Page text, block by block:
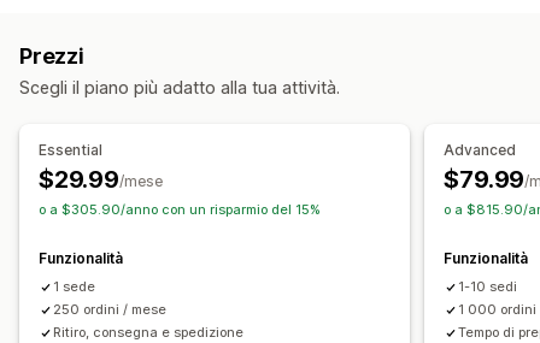
Opzioni di ritiro
Tempi di preparazione
Limiti degli ordini
Monitoraggio in tempo reale
Notifiche via SMS
Monitoraggio degli ordini
Ottimizzazione del percorso
Regole di spedizione
Selezione del corriere
Tariffe di spedizione
Monitoraggio in tempo reale
Aggiornamenti sugli ordini
Prezzi
Scegli il piano più adatto alla tua attività.
Essential
$29.99/mese
o a $305.90/anno con un risparmio del 15%
Funzionalità
1 sede
250 ordini / mese
Ritiro, consegna e spedizione
Advanced
$79.99/
o a $815.90/
Funzionalità
1-10 sedi
1 000 ordini
Tempo di